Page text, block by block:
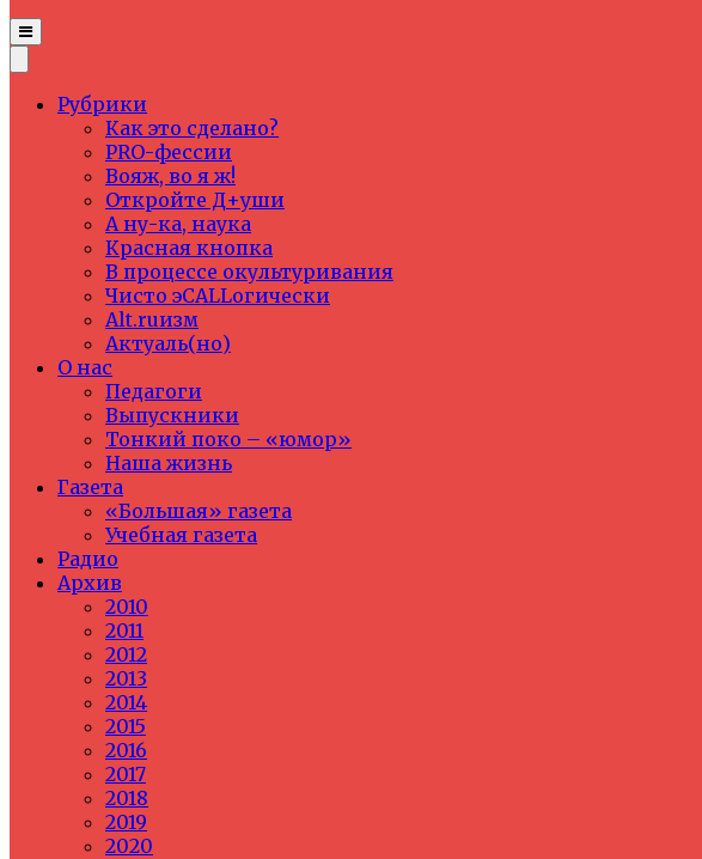
Рубрики
Как это сделано?
PRO-фессии
Вояж, во я ж!
Откройте Д+уши
А ну-ка, наука
Красная кнопка
В процессе окультуривания
Чисто эCALLогически
Alt.ruизм
Актуаль(но)
О нас
Педагоги
Выпускники
Тонкий поко – «юмор»
Наша жизнь
Газета
«Большая» газета
Учебная газета
Радио
Архив
2010
2011
2012
2013
2014
2015
2016
2017
2018
2019
2020